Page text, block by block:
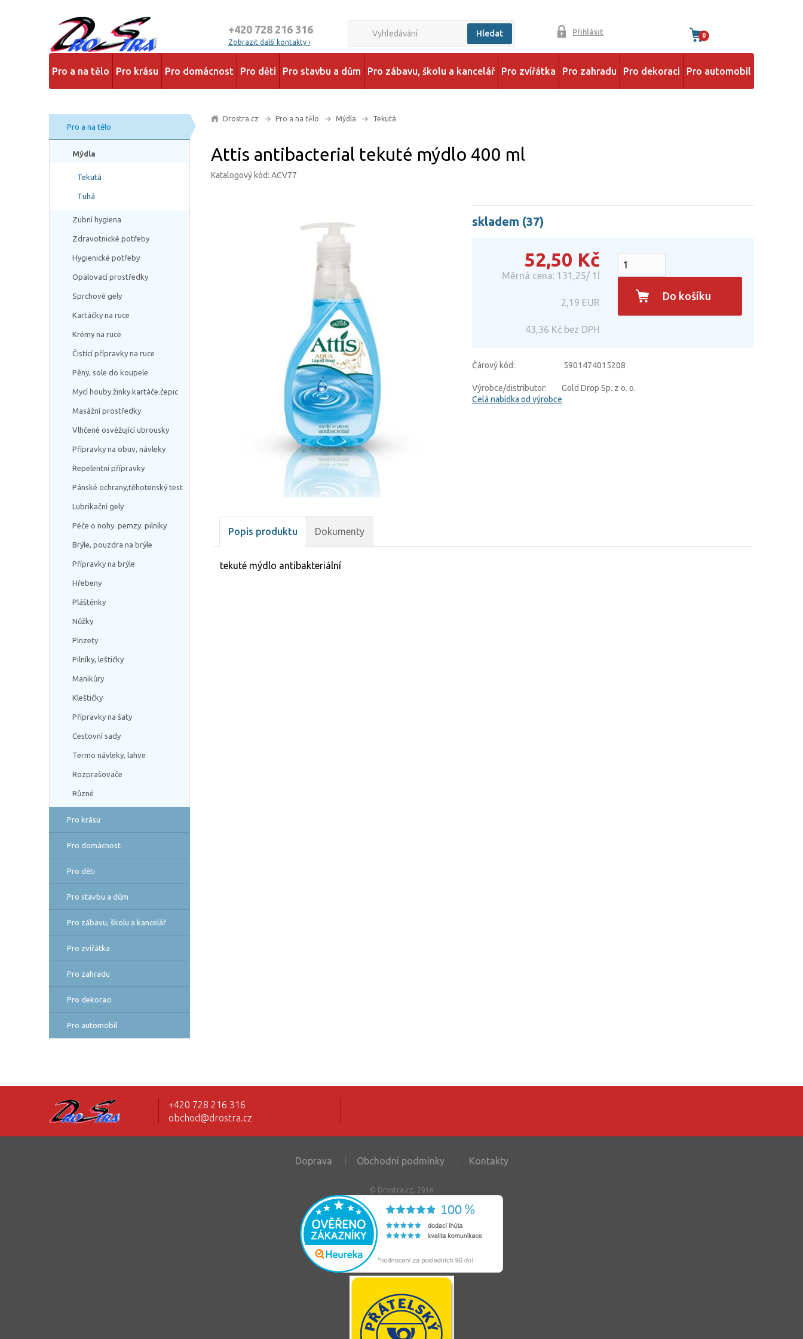
+420 728 216 316
Zobrazit další kontakty ›
Hledat Přihlásit 0
Pro a na tělo Pro krásu Pro domácnost Pro děti Pro stavbu a dům Pro zábavu, školu a kancelář Pro zvířátka Pro zahradu Pro dekoraci Pro automobil
Pro a na tělo
Mýdla
Tekutá
Tuhá
Zubní hygiena
Zdravotnické potřeby
Hygienické potřeby
Opalovací prostředky
Sprchové gely
Kartáčky na ruce
Krémy na ruce
Čistící přípravky na ruce
Pěny, sole do koupele
Mycí houby.žinky.kartáče.čepic
Masážní prostředky
Vlhčené osvěžující ubrousky
Přípravky na obuv, návleky
Repelentní přípravky
Pánské ochrany,těhotenský test
Lubrikační gely
Péče o nohy. pemzy. pilníky
Brýle, pouzdra na brýle
Přípravky na brýle
Hřebeny
Pláštěnky
Nůžky
Pinzety
Pilníky, leštičky
Manikůry
Kleštičky
Přípravky na šaty
Cestovní sady
Termo návleky, lahve
Rozprašovače
Různé
Pro krásu
Pro domácnost
Pro děti
Pro stavbu a dům
Pro zábavu, školu a kancelář
Pro zvířátka
Pro zahradu
Pro dekoraci
Pro automobil
Drostra.cz Pro a na tělo Mýdla Tekutá
Attis antibacterial tekuté mýdlo 400 ml
Katalogový kód: ACV77
skladem (37)
52,50 Kč
Měrná cena: 131,25/ 1l
2,19 EUR
43,36 Kč bez DPH
Do košíku
Čárový kód: 5901474015208
Výrobce/distributor:
Gold Drop Sp. z o. o.
Celá nabídka od výrobce
Popis produktu Dokumenty
tekuté mýdlo antibakteriální
+420 728 216 316
obchod@drostra.cz
Doprava Obchodní podmínky Kontakty
© Drostra.cz, 2016